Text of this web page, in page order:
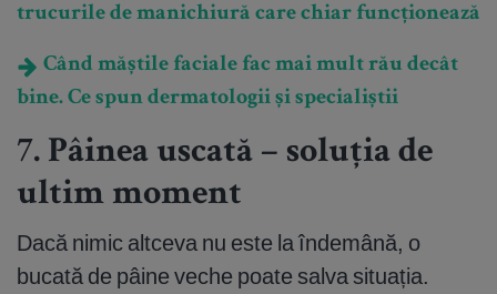
trucurile de manichiură care chiar funcționează
Când măștile faciale fac mai mult rău decât
bine. Ce spun dermatologii și specialiștii
7. Pâinea uscată – soluția de
ultim moment
Dacă nimic altceva nu este la îndemână, o
bucată de pâine veche poate salva situația.